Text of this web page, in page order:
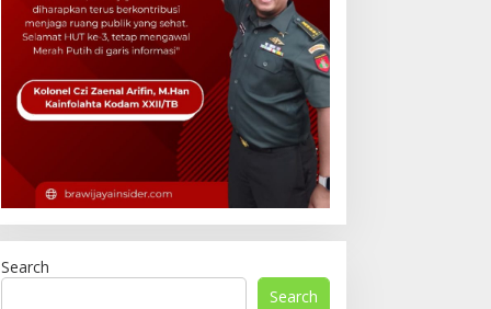
Search
Search